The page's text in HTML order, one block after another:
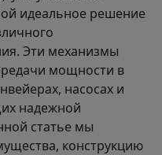
идеальное решение
Эти механизмы
мощности в
насосах и
надежной
статье мы
конструкцию